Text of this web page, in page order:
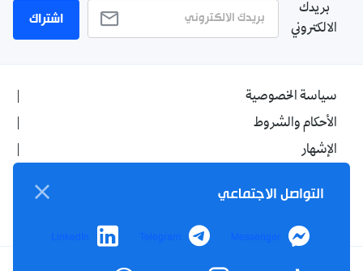
بريدك
الالكتروني
اشتراك
سياسة الخصوصية
الأحكام والشروط
الإشهار
من نحن
التواصل الاجتماعي
Messenger
Telegram
LinkedIn